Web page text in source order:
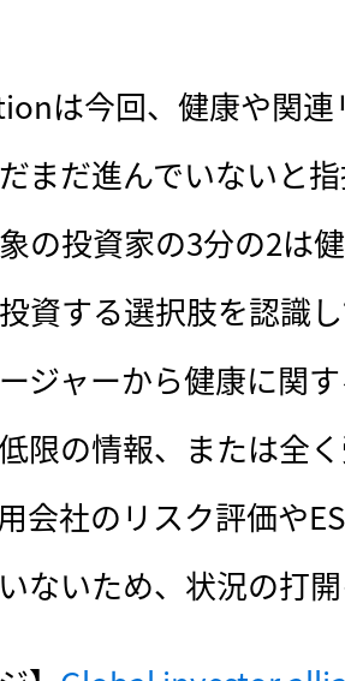
は今回、健康や関連
まだ進んでいないと
の投資家の3分の2は
資する選択肢を認識
ジャーから健康に関
限の情報、または全
会社のリスク評価や
ないため、状況の打